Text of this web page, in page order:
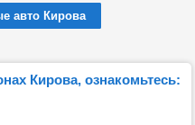
авто Кирова
Кирова, ознакомьтесь: